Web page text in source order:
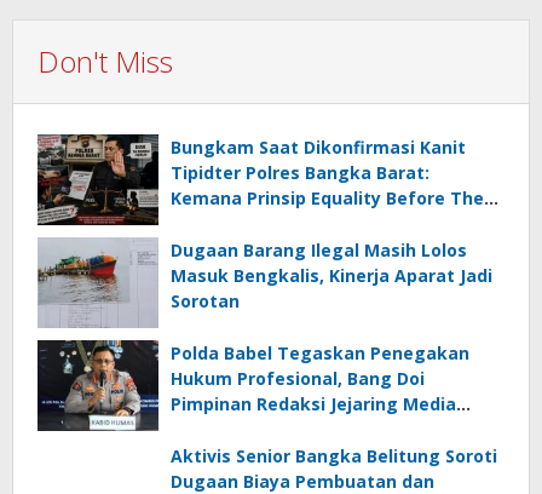
Don't Miss
Bungkam Saat Dikonfirmasi Kanit
Tipidter Polres Bangka Barat:
Kemana Prinsip Equality Before The
Dugaan Barang Ilegal Masih Lolos
Masuk Bengkalis, Kinerja Aparat Jadi
Sorotan
Polda Babel Tegaskan Penegakan
Hukum Profesional, Bang Doi
Pimpinan Redaksi Jejaring Media
Panggilan
Aktivis Senior Bangka Belitung Soroti
Dugaan Biaya Pembuatan dan